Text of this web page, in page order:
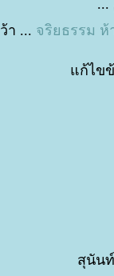
...
ว้า ... จริยธรรม ห้
ก้ไขข้
สุนัน